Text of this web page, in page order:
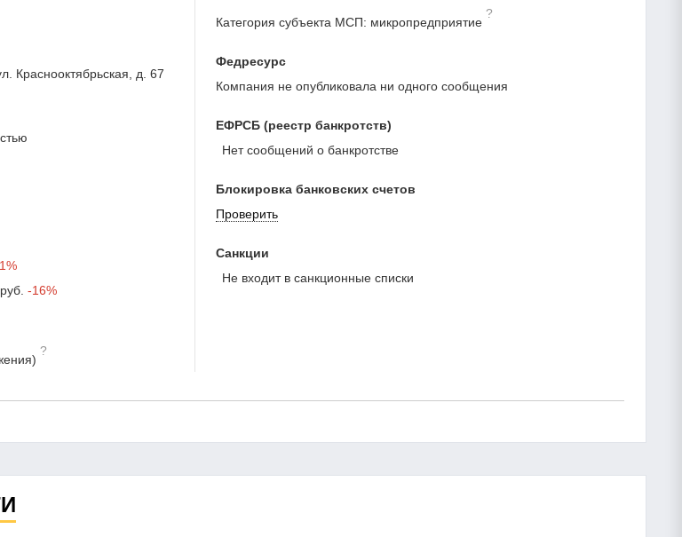
Краснооктябрьская, д. 67
-16%
?
Категория субъекта МСП: микропредприятие
?
Федресурс
Компания не опубликовала ни одного сообщения
ЕФРСБ (реестр банкротств)
Нет сообщений о банкротстве
Блокировка банковских счетов
Проверить
Санкции
Не входит в санкционные списки